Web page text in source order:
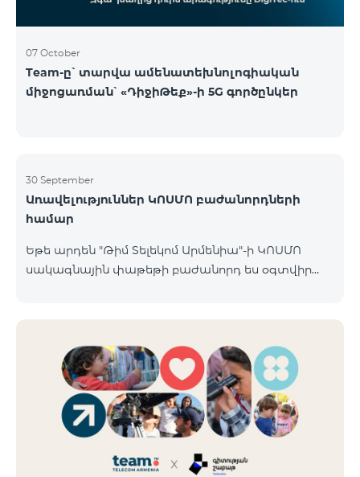
07 October
Team-ը՝ տարվա ամենատեխնոլոգիական
միջոցառման՝ «ԴիջիԹեք»-ի 5G գործընկեր
30 September
Առավելություններ ԿՈՍՄՈ բաժանորդների
համար
Եթե արդեն "Թիմ Տելեկոմ Արմենիա"-ի ԿՈՍՄՈ
սակագնային փաթեթի բաժանորդ ես օգտվիր
մեկ հպումով ու անսպառ ինտերնետով Smart
Place-ի Aqara սարքավորումներով։ ԿՈՍՄՈ
ծառայությունների փաթեթների գործող բոլոր
բաժանորդները ունեն հնարավորություն ձեռք
բերելու Aqara ապրանքանիշի խելացի
սարքավորումները հատուկ պայմաններով։
Սարքավորումները հասանելի են HomPlex-ի team